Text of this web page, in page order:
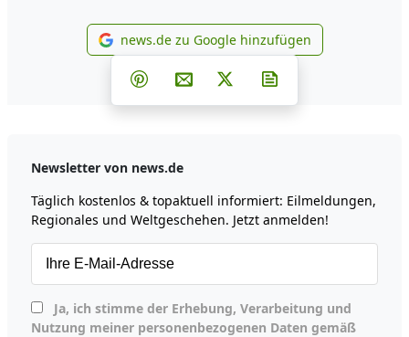
news.de zu Google
news.de zu Google hinzufügen
Teilen auf Facebook
Teilen auf Whatsapp
Teilen auf Telegram
Teilen auf Pinterest
Per E-Mail teilen
Post auf X
Newsletter von news.de
Täglich kostenlos & topaktuell informiert: Eilmeldungen,
Regionales und Weltgeschehen. Jetzt anmelden!
Nutzung meiner personenbezogenen Daten gemäß